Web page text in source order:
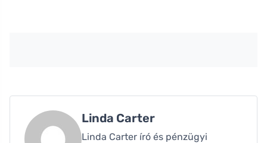
Linda Carter
Linda Carter író és pénzügyi